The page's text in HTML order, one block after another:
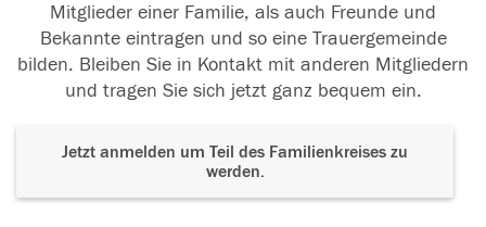
Mitglieder einer Familie, als auch Freunde und
Bekannte eintragen und so eine Trauergemeinde
bilden. Bleiben Sie in Kontakt mit anderen Mitgliedern
und tragen Sie sich jetzt ganz bequem ein.
Jetzt anmelden um Teil des Familienkreises zu
werden.